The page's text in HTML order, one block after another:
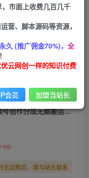
视频号创作分成
关注 私信
单日收益1000+，新类目新赛道，视频号创作分成无脑搬运100%上热门
99
无法购买，请与站长联系
市面上收费几百几千
营、脚本源码等资源，
久 (推广佣金70%)， 全
云网创一样的知识付费
会员 加盟当站长